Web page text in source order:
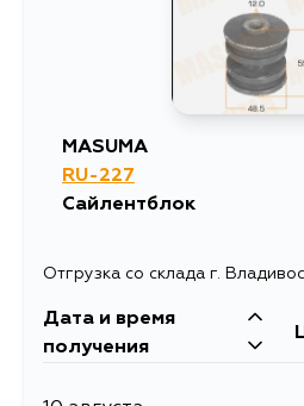
MASUMA
RU-227
Сайлентблок
Отгрузка со склада г.
Дата и время
получения